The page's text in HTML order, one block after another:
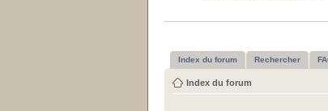
Index du forum Rechercher
Index du forum